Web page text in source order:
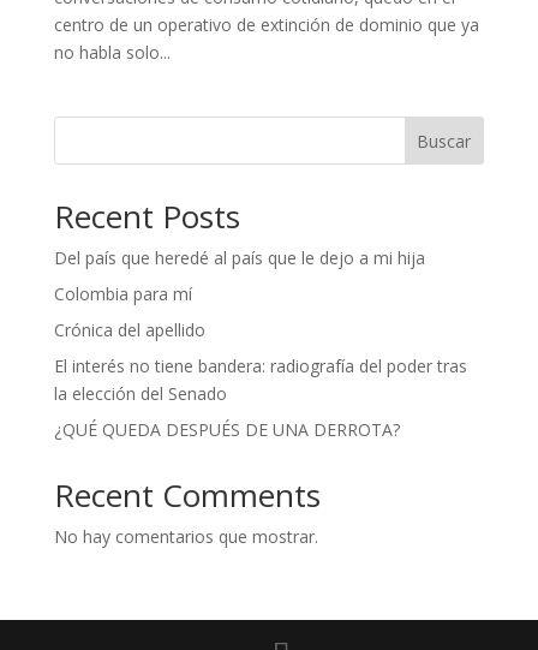
centro de un operativo de extinción de dominio que ya
no habla solo...
Buscar
Recent Posts
Del país que heredé al país que le dejo a mi hija
Colombia para mí
Crónica del apellido
El interés no tiene bandera: radiografía del poder tras
la elección del Senado
¿QUÉ QUEDA DESPUÉS DE UNA DERROTA?
Recent Comments
No hay comentarios que mostrar.